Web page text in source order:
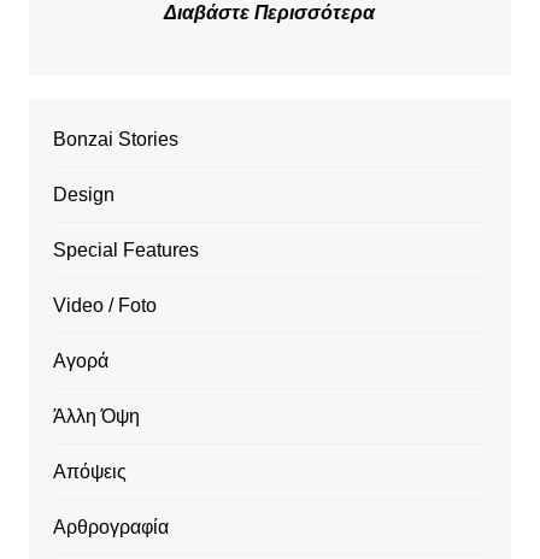
Διαβάστε Περισσότερα
Bonzai Stories
Design
Special Features
Video / Foto
Αγορά
Άλλη Όψη
Απόψεις
Αρθρογραφία